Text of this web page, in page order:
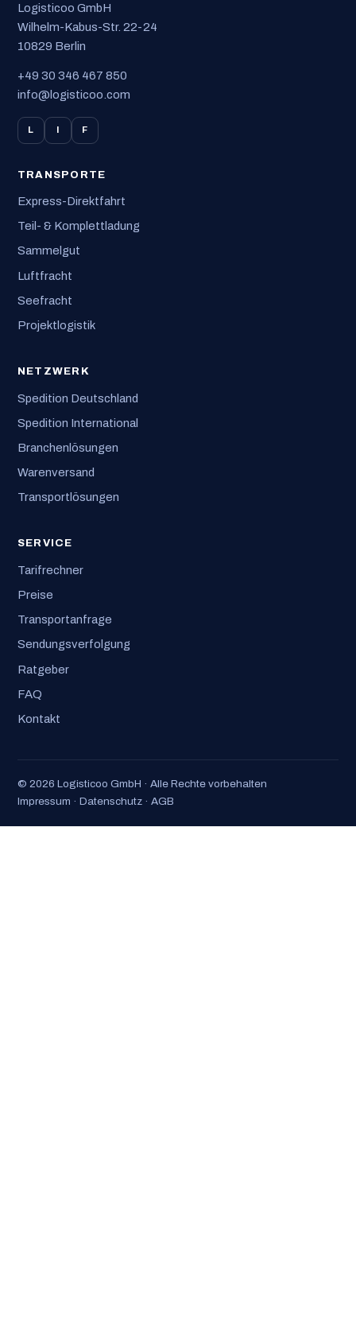
Logisticoo GmbH
Wilhelm-Kabus-Str. 22-24
10829 Berlin
+49 30 346 467 850
info@logisticoo.com
L I F
TRANSPORTE
Express-Direktfahrt
Teil- & Komplettladung
Sammelgut
Luftfracht
Seefracht
Projektlogistik
NETZWERK
Spedition Deutschland
Spedition International
Branchenlösungen
Warenversand
Transportlösungen
SERVICE
Tarifrechner
Preise
Transportanfrage
Sendungsverfolgung
Ratgeber
FAQ
Kontakt
© 2026 Logisticoo GmbH · Alle Rechte vorbehalten
Impressum · Datenschutz· AGB